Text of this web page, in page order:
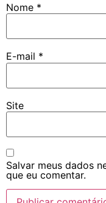
Nome *
E-mail *
Site
Salvar meus dados
que eu comentar.